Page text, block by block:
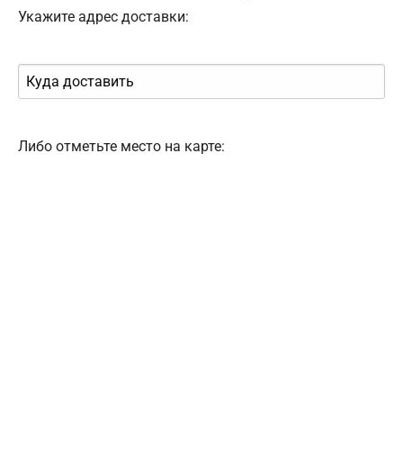
Укажите адрес доставки:
Либо отметьте место на карте: